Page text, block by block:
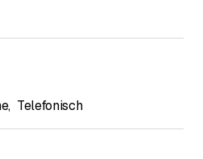
, Telefonisch